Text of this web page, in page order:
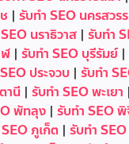
| รับทำ SEO นครสวร
นราธิวาส| รับทำ
| รับทำ SEO บุรีรัมย์|
ประจวบ| รับทำ
านี| รับทำ SEO พะเยา |
พัทลุง| รับทำ SEO
ภูเก็ต | รับทำ